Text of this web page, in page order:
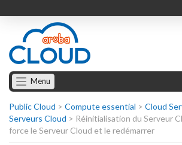
Menu
Public Cloud > Compute essential > Cloud
Serveurs Cloud > Réinitialisation du Serveur
force le Serveur Cloud et le redémarrer